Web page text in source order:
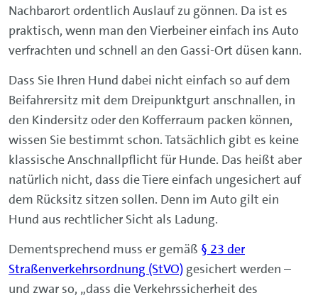
Nachbarort ordentlich Auslauf zu gönnen. Da ist es
praktisch, wenn man den Vierbeiner einfach ins Auto
verfrachten und schnell an den Gassi-Ort düsen kann.
Dass Sie Ihren Hund dabei nicht einfach so auf dem
Beifahrersitz mit dem Dreipunktgurt anschnallen, in
den Kindersitz oder den Kofferraum packen können,
wissen Sie bestimmt schon. Tatsächlich gibt es keine
klassische Anschnallpflicht für Hunde. Das heißt aber
natürlich nicht, dass die Tiere einfach ungesichert auf
dem Rücksitz sitzen sollen. Denn im Auto gilt ein
Hund aus rechtlicher Sicht als Ladung.
Dementsprechend muss er gemäß § 23 der
Straßenverkehrsordnung (StVO) gesichert werden –
und zwar so, „dass die Verkehrssicherheit des